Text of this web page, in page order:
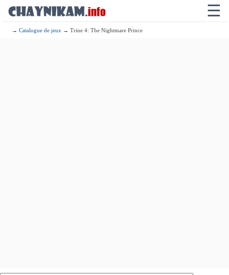
☰
→Catalogue de jeux → Trine 4: The Nightmare Prince